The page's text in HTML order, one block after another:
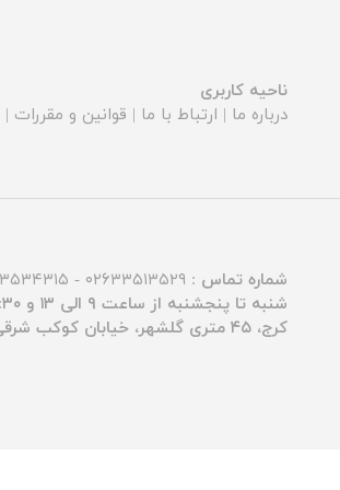
ناحیه کاربری
درباره ما | ارتباط با ما | قوانین و مقررات |
شماره تماس : ۰۲۶۳۳۵۱۳۵۲۹ - ۰۲۶۳۳۵۳۴۳۱۵
شنبه تا پنجشنبه از ساعت ۹ الی ۱۳ و ۱۶:۳۰ الی ۲۰:۳۰ پاسخگوی شما عزیزان هستیم.
کرج، ۴۵ متری گلشهر، خیابان کوکب شرقی، عکس و فیلم مکث